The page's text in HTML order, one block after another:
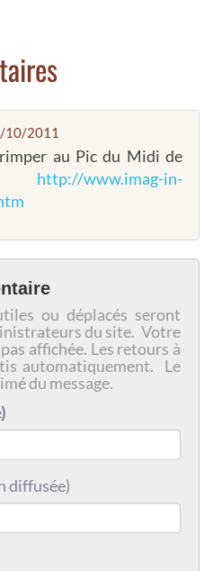
10/2011
au Pic du Midi de
: http://www.imag-in-
ou déplacés seront
du site. Votre
affichée. Les retours à
automatiquement. Le
du message.
diffusée)